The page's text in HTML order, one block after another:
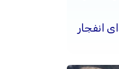
انفجار